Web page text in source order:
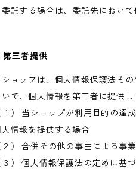
託する場合は、委託先におい
第三者提供
ョップは、個人情報保護法そ
で、個人情報を第三者に提供
） 当ショップが利用目的の達
情報を提供する場合
） 合併その他の事由による事
） 個人情報保護法の定めに基